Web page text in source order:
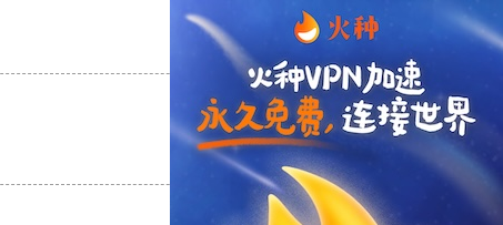
反对